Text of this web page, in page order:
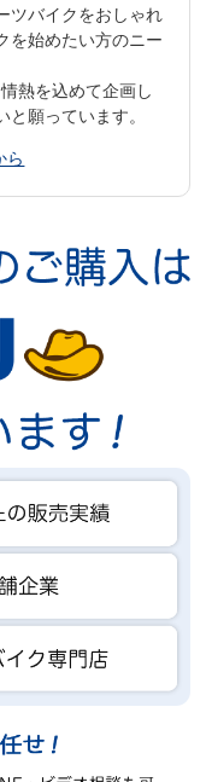
ツバイクをおしゃれ
を始めたい方のニー
熱を込めて企画し
願っています。
ら